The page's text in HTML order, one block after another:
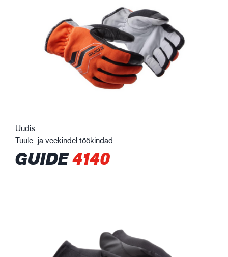
Uudis
Tuule- ja veekindel töökindad
GUIDE4140